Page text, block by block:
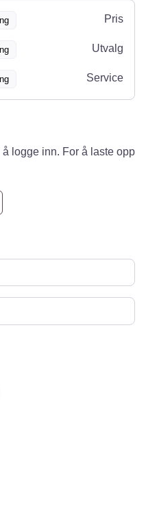
Pris
Utvalg
Service
logge inn. For å laste opp